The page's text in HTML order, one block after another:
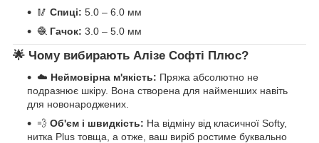
🥢 Спиці: 5.0 – 6.0 мм
🧶 Гачок: 3.0 – 5.0 мм
🌟 Чому вибирають Алізе Софті Плюс?
☁️ Неймовірна м'якість: Пряжа абсолютно не
подразнює шкіру. Вона створена для найменших навіть
для новонароджених.
💨 Об'єм і швидкість: На відміну від класичної Softy,
нитка Plus товща, а отже, ваш виріб ростиме буквально